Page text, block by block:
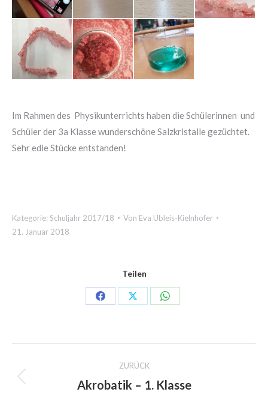
Im Rahmen des Physikunterrichts haben die Schülerinnen und
Schüler der 3a Klasse wunderschöne Salzkristalle gezüchtet.
Sehr edle Stücke entstanden!
Kategorie: Schuljahr 2017/18 Von Eva Übleis-Kielnhofer
21. Januar 2018
Teilen
Share
Share
Share
NAVIGATION
ZURÜCK
Previous
Akrobatik – 1. Klasse